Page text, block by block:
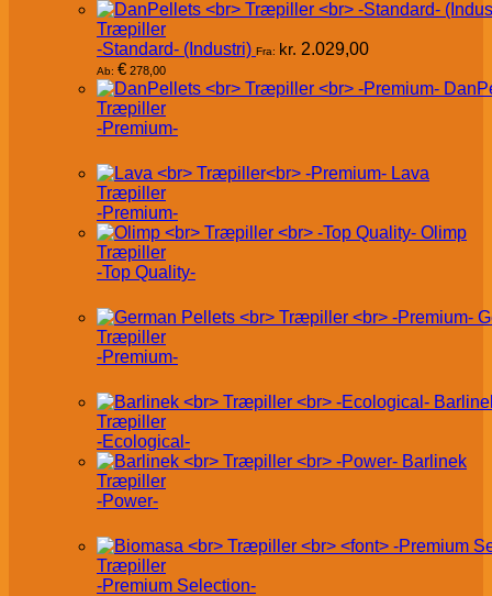
Træpiller
-Standard- (Industri) Fra: kr. 2.029,00
Ab: € 278,00
Træpiller
-Premium-
Lava
Træpiller
-Premium-
Olimp
Træpiller
-Top Quality-
Træpiller
-Premium-
Træpiller
-Ecological-
Barlinek
Træpiller
-Power-
Træpiller
-Premium Selection-